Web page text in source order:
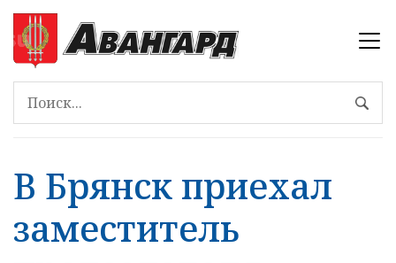
В Брянск приехал
заместитель